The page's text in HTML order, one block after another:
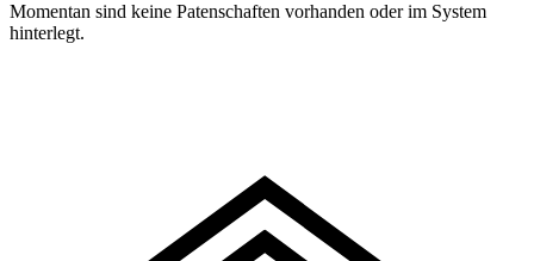
Momentan sind keine Patenschaften vorhanden oder im System
hinterlegt.